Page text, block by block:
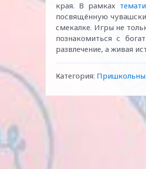
края. В рамках
посвящённую
смекалке. Игры не
познакомиться с
развлечение, а живая
Категория:
1-10